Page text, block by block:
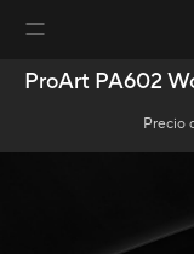
ProArt PA602
Precio